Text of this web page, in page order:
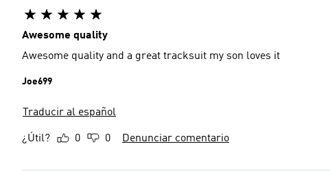
Awesome quality
Awesome quality and a great tracksuit my son loves it
Joe699
Traducir al español
¿Útil? 0 0 Denunciar comentario